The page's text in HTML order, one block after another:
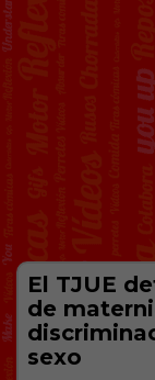
El TJUE
de
sexo